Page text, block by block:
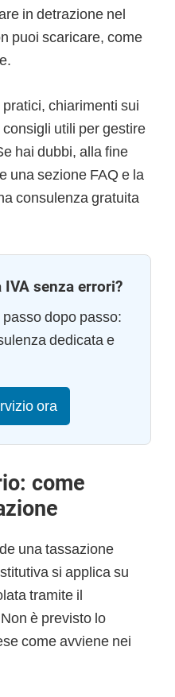
in detrazione nel
puoi scaricare, come
chiarimenti sui
utili per gestire
hai dubbi, alla fine
una sezione FAQ e la
consulenza gratuita
senza errori?
dopo passo:
dedicata e
ora
come
una tassazione
si applica su
tramite il
è previsto lo
come avviene nei